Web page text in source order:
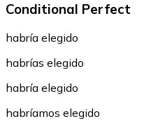
Conditional Perfect
habría elegido
habrías elegido
habría elegido
habríamos elegido